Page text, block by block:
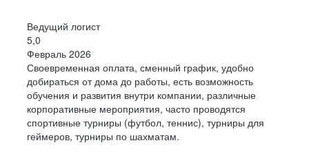
ДМС через 3
месяца, ДМС +
стоматология через
год
Спорт
Йога, баскетбол,
любом этапе — от идеи до реализации
Бонусы Карьера
Ведущий логист
5,0
Февраль 2026
Своевременная оплата, сменный график, удобно
добираться от дома до работы, есть возможность
обучения и развития внутри компании, различные
корпоративные мероприятия, часто проводятся
спортивные турниры (футбол, теннис), турниры для
геймеров, турниры по шахматам.